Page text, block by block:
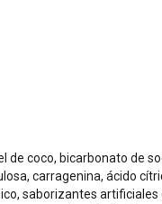
de coco, bicarbonato de
carragenina, ácido
saborizantes